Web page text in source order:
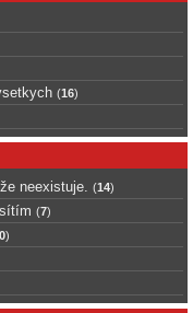
(16)
neexistuje. (14)
(7)
)